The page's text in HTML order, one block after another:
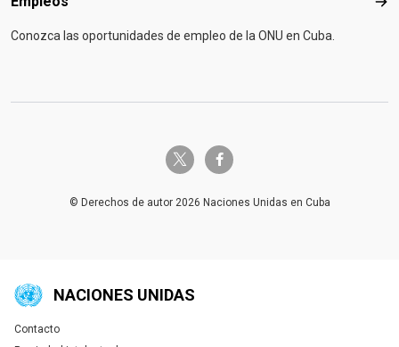
Conozca las oportunidades de empleo de la ONU en Cuba.
twitter-x facebook-f
© Derechos de autor 2026 Naciones Unidas en Cuba
NACIONES UNIDAS
Global U.N. menu
Contacto